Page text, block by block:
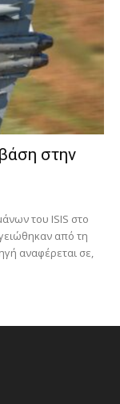
στην
του ISIS στο
από τη
αναφέρεται σε,